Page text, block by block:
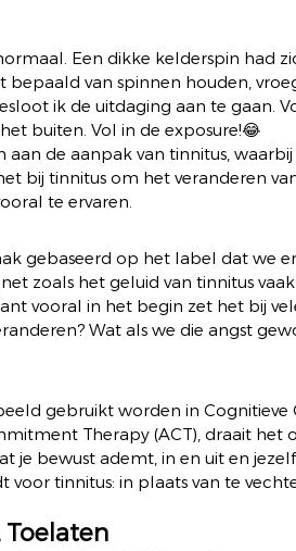
Een dikke kelderspin had
bepaald van spinnen houden,
ik de uitdaging aan te gaan.
buiten. Vol in de exposure!😂
de aanpak van tinnitus,
bij tinnitus om het veranderen
te ervaren.
gebaseerd op het label dat we
zoals het geluid van tinnitus
vooral in het begin zet het bij
Wat als we die angst
gebruikt worden in Cognitieve
Therapy (ACT), draait het
je bewust ademt, in en uit en
voor tinnitus: in plaats van te
Toelaten